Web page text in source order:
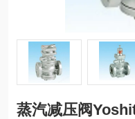
蒸汽减压阀